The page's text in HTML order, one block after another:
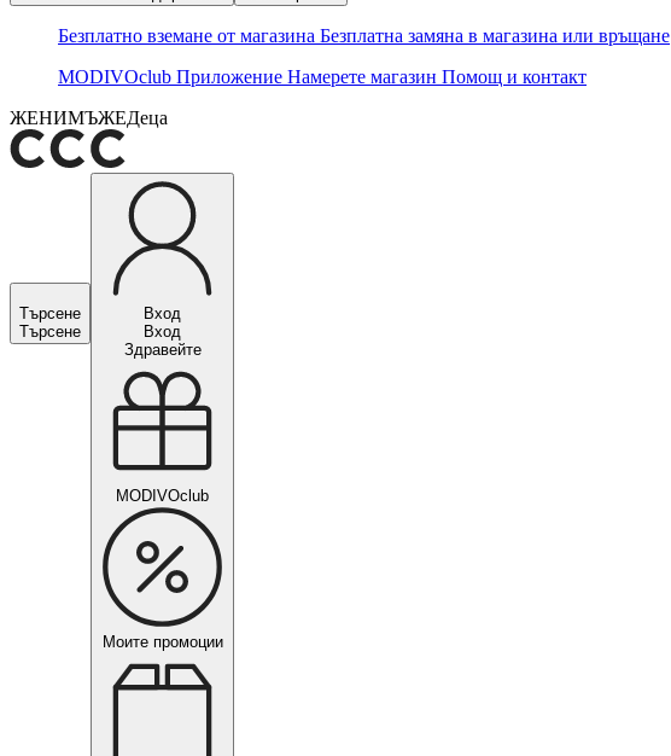
Безплатно вземане от магазина Безплатна замяна в магазина или връщане
MODIVOclub Приложение Намерете магазин Помощ и контакт
ЖЕНИМЪЖЕДеца
Търсене
Търсене
Вход
Вход
Здравейте
MODIVOclub
Моите промоции